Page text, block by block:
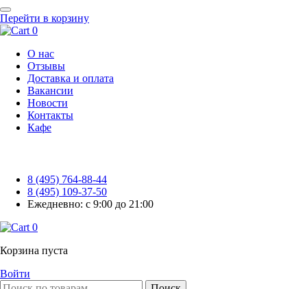
Перейти в корзину
0
О нас
Отзывы
Доставка и оплата
Вакансии
Новости
Контакты
Кафе
8 (495) 764-88-44
8 (495) 109-37-50
Ежедневно: с 9:00 до 21:00
0
Корзина пуста
Войти